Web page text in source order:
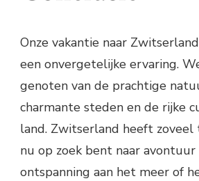
Onze vakantie naar
een onvergetelijke ervaring.
genoten van de prachtige
charmante steden en de rijke
land. Zwitserland heeft zoveel
nu op zoek bent naar
ontspanning aan het meer of